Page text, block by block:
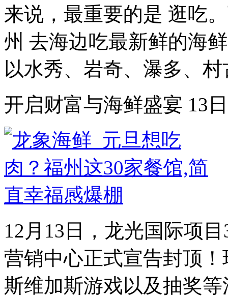
来说，最重要的是 逛吃
州 去海边吃最新鲜的海
以水秀、岩奇、瀑多、
开启财富与海鲜盛宴 13
12月13日，龙光国际项
营销中心正式宣告封顶
斯维加斯游戏以及抽奖